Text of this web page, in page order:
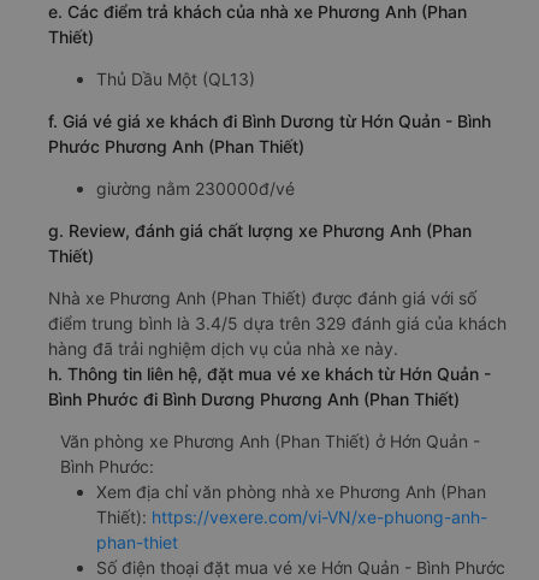
e. Các điểm trả khách của nhà xe Phương Anh (Phan
Thiết)
Thủ Dầu Một (QL13)
f. Giá vé giá xe khách đi Bình Dương từ Hớn Quản - Bình
Phước Phương Anh (Phan Thiết)
giường nằm 230000đ/vé
g. Review, đánh giá chất lượng xe Phương Anh (Phan
Thiết)
Nhà xe Phương Anh (Phan Thiết) được đánh giá với số
điểm trung bình là 3.4/5 dựa trên 329 đánh giá của khách
hàng đã trải nghiệm dịch vụ của nhà xe này.
h. Thông tin liên hệ, đặt mua vé xe khách từ Hớn Quản -
Bình Phước đi Bình Dương Phương Anh (Phan Thiết)
Văn phòng xe Phương Anh (Phan Thiết) ở Hớn Quản -
Bình Phước:
Xem địa chỉ văn phòng nhà xe Phương Anh (Phan
Thiết): https://vexere.com/vi-VN/xe-phuong-anh-
phan-thiet
Số điện thoại đặt mua vé xe Hớn Quản - Bình Phước